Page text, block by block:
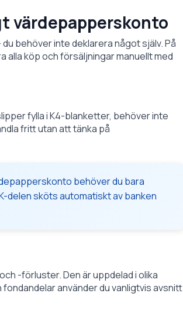
värdepapperskonto
behöver inte deklarera något själv. På
köp och försäljningar manuellt med
fylla i K4-blanketter, behöver inte
fritt utan att tänka på
behöver du bara
delen sköts automatiskt av banken
-förluster. Den är uppdelad i olika
använder du vanligtvis avsnitt